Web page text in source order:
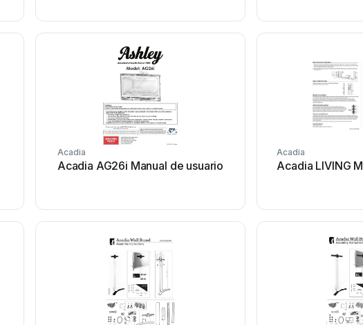
Acadia
Acadia AG26i Manual de usuario
Acadia
Acadia LIVING